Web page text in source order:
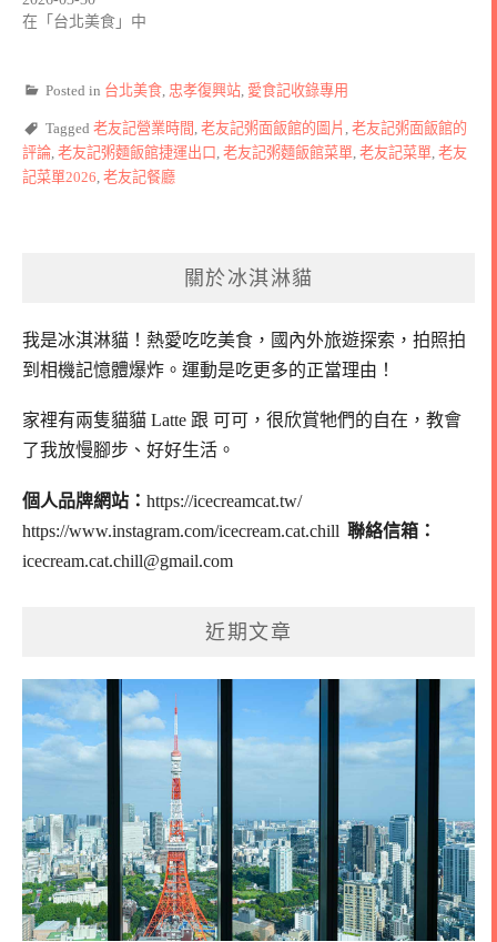
在「台北美食」中
Posted in 台北美食, 忠孝復興站, 愛食記收錄專用
Tagged 老友記營業時間 , 老友記粥面飯館的圖片 , 老友記粥面飯館的
評論, 老友記粥麵飯館捷運出口 , 老友記粥麵飯館菜單, 老友記菜單, 老友
記菜單2026, 老友記餐廳
關於冰淇淋貓
我是冰淇淋貓！ 熱愛吃吃美食，國內外旅遊探索，拍照拍
到相機記憶體爆炸。 運動是吃更多的正當理由！
家裡有兩隻貓貓 Latte 跟 可可， 很欣賞牠們的自在，教會
了我放慢腳步、好好生活。
個人品牌網站： https://icecreamcat.tw/
https://www.instagram.com/icecream.cat.chill 聯絡信箱：
icecream.cat.chill@gmail.com
近期文章